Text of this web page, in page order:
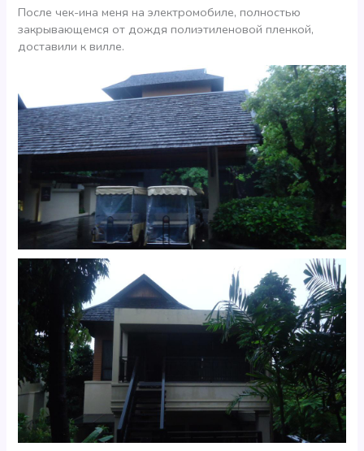
После чек-ина меня на электромобиле, полностью
закрывающемся от дождя полиэтиленовой пленкой,
доставили к вилле.